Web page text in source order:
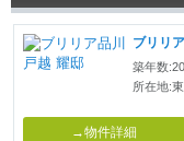
ブリリ
築年数
所在地:
→物件詳細